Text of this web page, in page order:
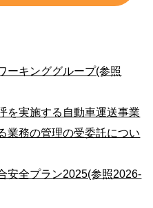
ーキンググループ(参照
を実施する自動車運送事業
業務の管理の受委託につい
安全プラン2025(参照2026-